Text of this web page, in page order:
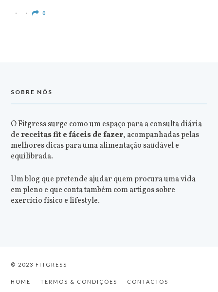
0
SOBRE NÓS
O Fitgress surge como um espaço para a consulta diária
dereceitas fit e fáceis de fazer, acompanhadas pelas
melhores dicas para uma alimentação saudável e
equilibrada.
Um blog que pretende ajudar quem procura uma vida
em pleno e que conta também com artigos sobre
exercício físico e lifestyle.
© 2023 FITGRESS
HOME TERMOS & CONDIÇÕES CONTACTOS